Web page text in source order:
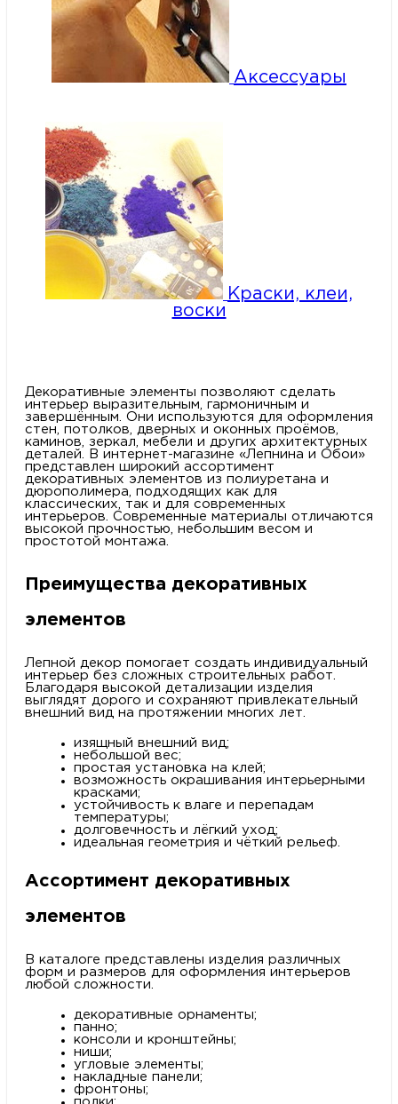
Аксессуары
Краски, клеи,
воски
Декоративные элементы позволяют сделать
интерьер выразительным, гармоничным и
завершённым. Они используются для оформления
стен, потолков, дверных и оконных проёмов,
каминов, зеркал, мебели и других архитектурных
деталей. В интернет-магазине «Лепнина и Обои»
представлен широкий ассортимент
декоративных элементов из полиуретана и
дюрополимера, подходящих как для
классических, так и для современных
интерьеров. Современные материалы отличаются
высокой прочностью, небольшим весом и
простотой монтажа.
Преимущества декоративных
элементов
Лепной декор помогает создать индивидуальный
интерьер без сложных строительных работ.
Благодаря высокой детализации изделия
выглядят дорого и сохраняют привлекательный
внешний вид на протяжении многих лет.
изящный внешний вид;
небольшой вес;
простая установка на клей;
возможность окрашивания интерьерными
красками;
устойчивость к влаге и перепадам
температуры;
долговечность и лёгкий уход;
идеальная геометрия и чёткий рельеф.
Ассортимент декоративных
элементов
В каталоге представлены изделия различных
форм и размеров для оформления интерьеров
любой сложности.
декоративные орнаменты;
панно;
консоли и кронштейны;
ниши;
угловые элементы;
накладные панели;
фронтоны;